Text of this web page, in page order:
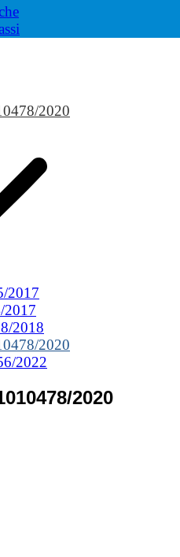
2020
2017
2017
2018
2020
2022
2020